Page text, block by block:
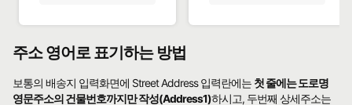
주소 영어로 표기하는 방법
보통의 배송지 입력화면에 Street Address 입력란에는 첫 줄에는 도로명
영문주소의 건물번호까지만 작성(Address1)하시고, 두번째 상세주소는